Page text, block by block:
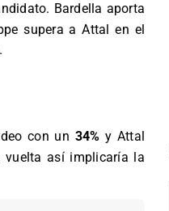
Bardella aporta
supera a Attal en el
con un 34% y Attal
vuelta así implicaría la